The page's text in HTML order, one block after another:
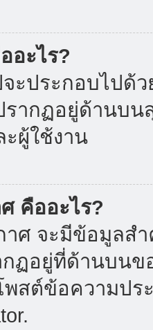
อะไร?
ะประกอบไปด้
ากฏอยู่ด้านบน
ผู้ใช้งาน
คืออะไร?
ศ จะมีข้อมูลส
กฏอยู่ที่ด้านบนข
สต์ข้อความป